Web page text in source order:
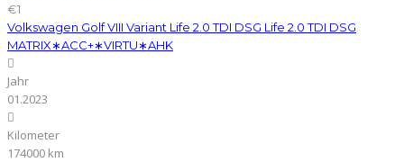
€1
Volkswagen Golf VIII Variant Life 2.0 TDI DSG Life 2.0 TDI DSG
MATRIX∗ACC+∗VIRTU∗AHK
Jahr
01.2023
Kilometer
174000 km